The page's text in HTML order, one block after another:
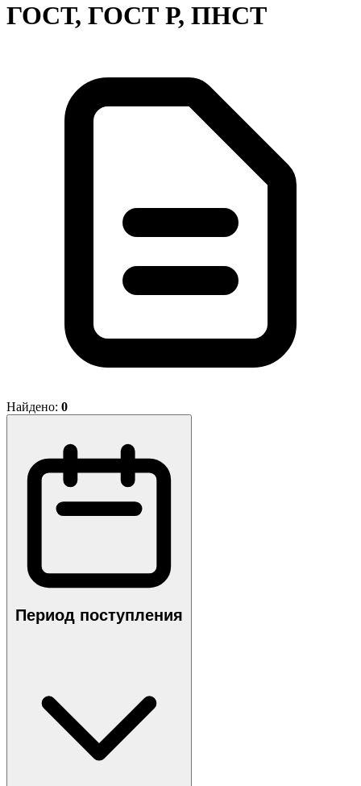
ГОСТ, ГОСТ Р, ПНСТ
Найдено: 0
Период поступления